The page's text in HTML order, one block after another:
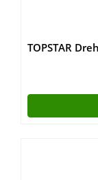
TOPSTAR